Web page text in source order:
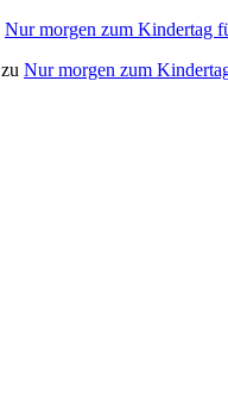
Nur morgen zum Kindertag
zu Nur morgen zum